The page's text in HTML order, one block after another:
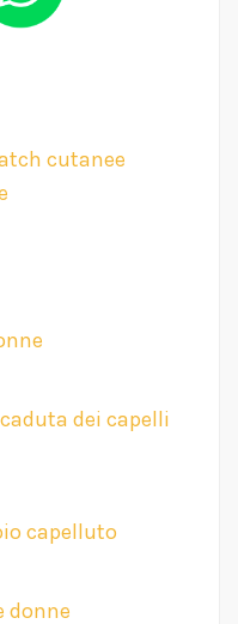
cutanee
dei capelli
capelluto
donne